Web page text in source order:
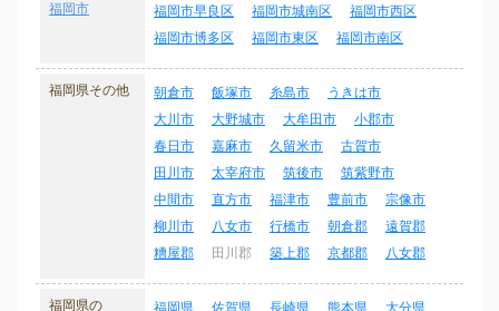
福岡市 福岡市早良区 福岡市城南区
福岡市西区
福岡市博多区
福岡市東区 福岡市南区
福岡県その他 朝倉市 飯塚市 糸島市
うきは市
大川市
大野城市 大牟田市
小郡市
春日市
嘉麻市 久留米市
古賀市
田川市
太宰府市 筑後市
筑紫野市
中間市
直方市 福津市 豊前市
宗像市
柳川市
八女市 行橋市 朝倉郡
遠賀郡
糟屋郡
田川郡 築上郡 京都郡 八女郡
福岡県の